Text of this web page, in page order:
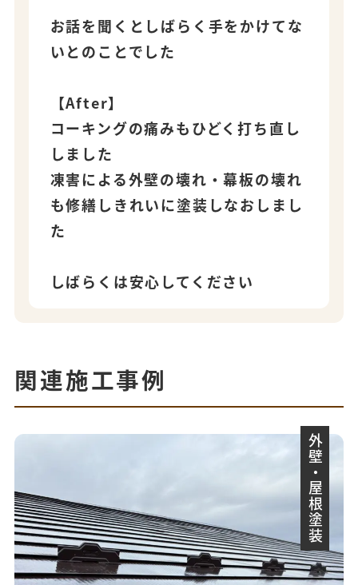
お話を聞くとしばらく手をかけてな
いとのことでした
【After】
コーキングの痛みもひどく打ち直し
しました
凍害による外壁の壊れ・幕板の壊れ
も修繕しきれいに塗装しなおしまし
た
しばらくは安心してください
関連施工事例
外壁・屋根塗装